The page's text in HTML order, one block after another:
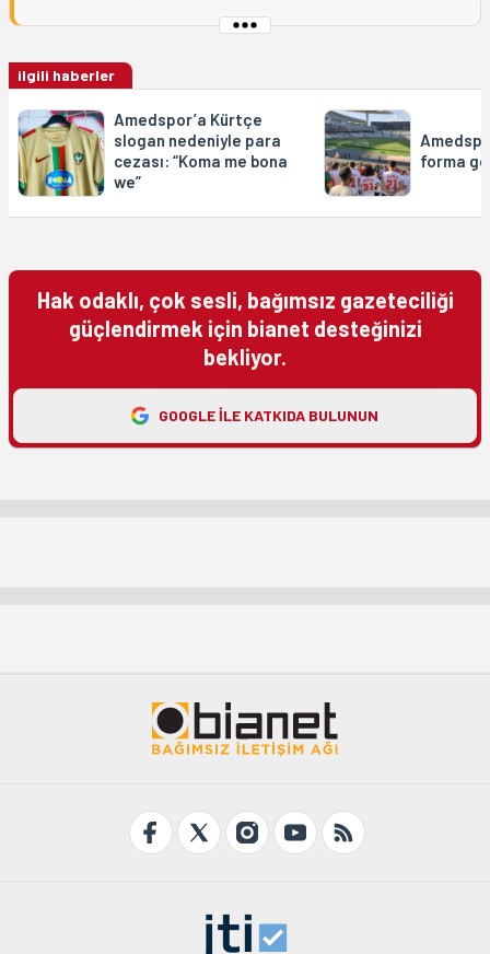
ilgili haberler
Amedspor’a Kürtçe
slogan nedeniyle para
cezası: “Koma me bona
we”
forma
Hak odaklı, çok sesli, bağımsız gazeteciliği
güçlendirmek için bianet desteğinizi
bekliyor.
GOOGLE ILE KATKIDA BULUNUN